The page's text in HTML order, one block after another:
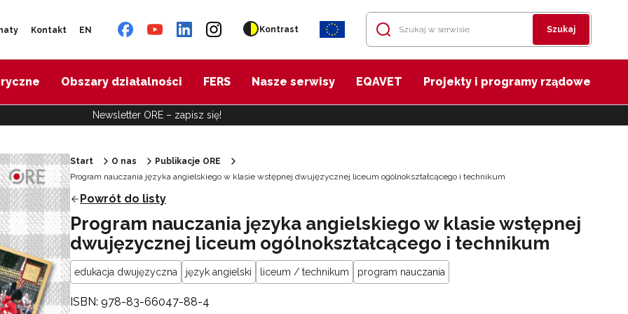
Kontakt EN Kontrast Szukaj
Obszary działalności FERS Nasze serwisy EQAVET Projekty i programy rządowe
Newsletter ORE – zapisz się!
Start O nas
Publikacje ORE
Program nauczania języka angielskiego w klasie wstępnej dwujęzycznej liceum ogólnokształcącego i technikum
Powrót do listy
Program nauczania języka angielskiego w klasie wstępnej
dwujęzycznej liceum ogólnokształcącego i technikum
edukacja dwujęzyczna język angielski liceum / technikum program nauczania
ISBN: 978-83-66047-88-4